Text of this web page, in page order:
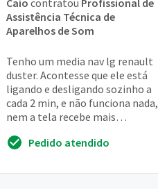
Caio contratou Profissional de
Assistência Técnica de
Aparelhos de Som
Tenho um media nav lg renault
duster. Acontesse que ele está
ligando e desligando sozinho a
cada 2 min, e não funciona nada,
nem a tela recebe mais
Pedido atendido